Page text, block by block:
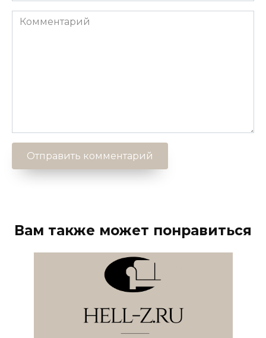
Комментарий
Вам также может понравиться